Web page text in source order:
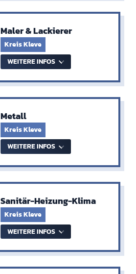
Maler & Lackierer
Kreis Kleve
WEITERE INFOS
Metall
Kreis Kleve
WEITERE INFOS
Sanitär-Heizung-Klima
Kreis Kleve
WEITERE INFOS